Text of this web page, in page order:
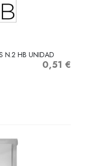
N.2 HB UNIDAD
Precio
0,51 €